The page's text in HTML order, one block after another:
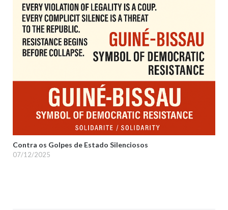
Contra os Golpes de Estado Silenciosos
07/12/2025